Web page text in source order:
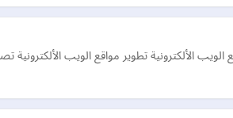
الألكترونية تطوير مواقع الويب